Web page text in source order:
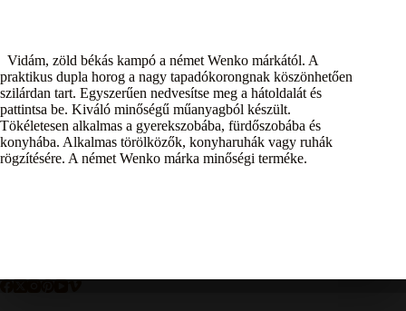
Vidám, zöld békás kampó a német Wenko márkától. A
praktikus dupla horog a nagy tapadókorongnak köszönhetően
szilárdan tart. Egyszerűen nedvesítse meg a hátoldalát és
pattintsa be. Kiváló minőségű műanyagból készült.
Tökéletesen alkalmas a gyerekszobába, fürdőszobába és
konyhába. Alkalmas törölközők, konyharuhák vagy ruhák
rögzítésére. A német Wenko márka minőségi terméke.